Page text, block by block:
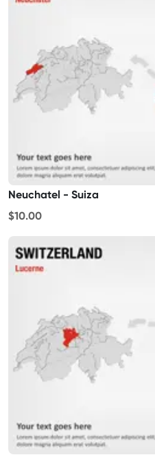
Neuchatel - Suiza
$10.00